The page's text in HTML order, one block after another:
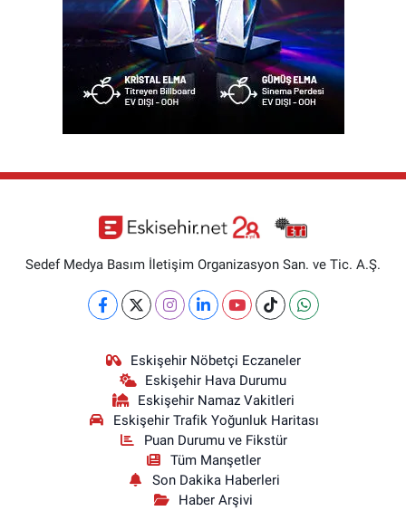
Sedef Medya Basım İletişim Organizasyon San. ve Tic. A.Ş.
Eskişehir Nöbetçi Eczaneler
Eskişehir Hava Durumu
Eskişehir Namaz Vakitleri
Eskişehir Trafik Yoğunluk Haritası
Puan Durumu ve Fikstür
Tüm Manşetler
Son Dakika Haberleri
Haber Arşivi